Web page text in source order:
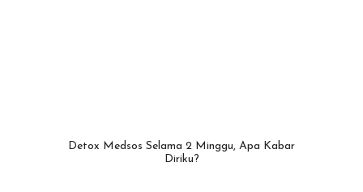
Detox Medsos Selama 2 Minggu, Apa Kabar
Diriku?